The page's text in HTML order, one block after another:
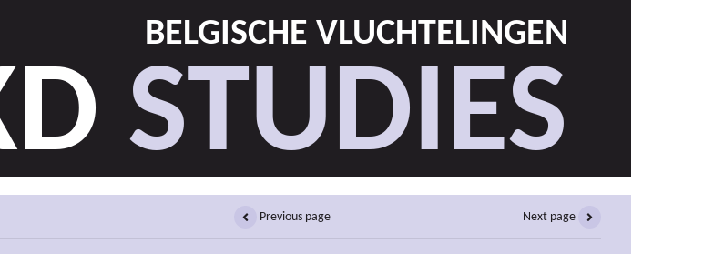
BELGISCHE VLUCHTELINGEN
STUDIES
Previous page Next page